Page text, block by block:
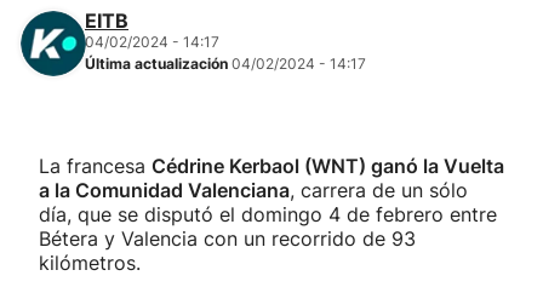
EITB
04/02/2024 - 14:17
Última actualización 04/02/2024 - 14:17
La francesa Cédrine Kerbaol (WNT) ganó la Vuelta
a la Comunidad Valenciana, carrera de un sólo
día, que se disputó el domingo 4 de febrero entre
Bétera y Valencia con un recorrido de 93
kilómetros.